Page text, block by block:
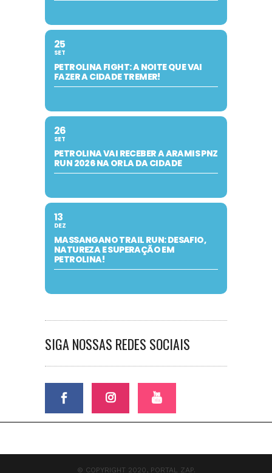
25
SET
PETROLINA FIGHT: A NOITE QUE VAI
FAZER A CIDADE TREMER!
26
SET
PETROLINA VAI RECEBER A ARAMIS PNZ
RUN 2026 NA ORLA DA CIDADE
13
DEZ
MASSANGANO TRAIL RUN: DESAFIO,
NATUREZA E SUPERAÇÃO EM
PETROLINA!
SIGA NOSSAS REDES SOCIAIS
© COPYRIGHT 2020, PORTAL ZAP.